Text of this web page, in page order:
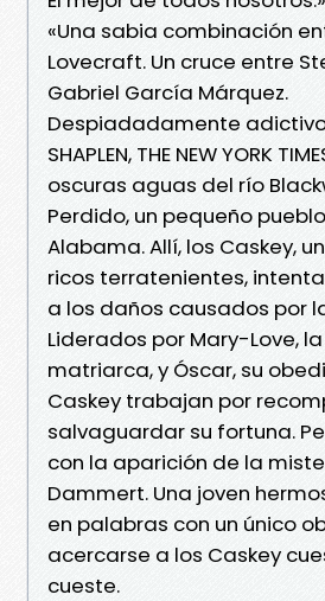
«Una sabia combinación
Lovecraft. Un cruce entre
Gabriel García Márquez.
Despiadadamente
SHAPLEN, THE NEW YORK
oscuras aguas del río
Perdido, un pequeño
Alabama. Allí, los Caskey,
ricos terratenientes,
a los daños causados por
Liderados por Mary-Love,
matriarca, y Óscar, su
Caskey trabajan por
salvaguardar su fortuna.
con la aparición de la
Dammert. Una joven
en palabras con un único
acercarse a los Caskey
cueste.